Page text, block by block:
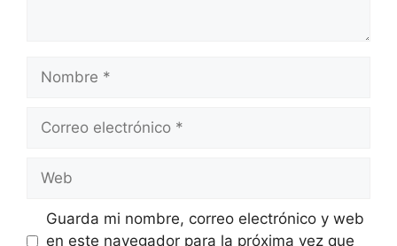
electrónico
Guarda mi nombre, correo electrónico y web
en este navegador para la próxima vez que